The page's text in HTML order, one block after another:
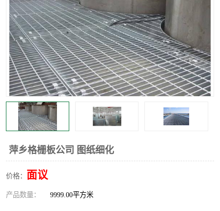
萍乡格栅板公司 图纸细化
价格： 面议
产品数量： 9999.00平方米
齿形钢格板 钢格板
热镀锌钢格板 复合钢格板
钢格栅踏步板 插接钢格板
整流格栅